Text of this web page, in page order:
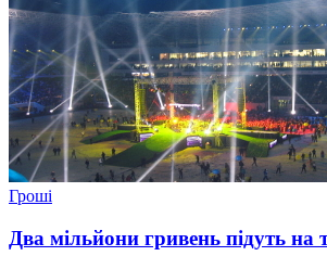
Гроші
Два мільйони гривень підуть на